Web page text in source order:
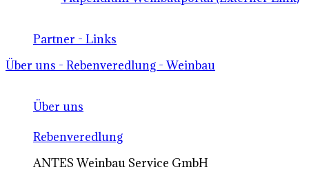
Partner - Links
Über uns - Rebenveredlung - Weinbau
Über uns
Rebenveredlung
ANTES Weinbau Service GmbH